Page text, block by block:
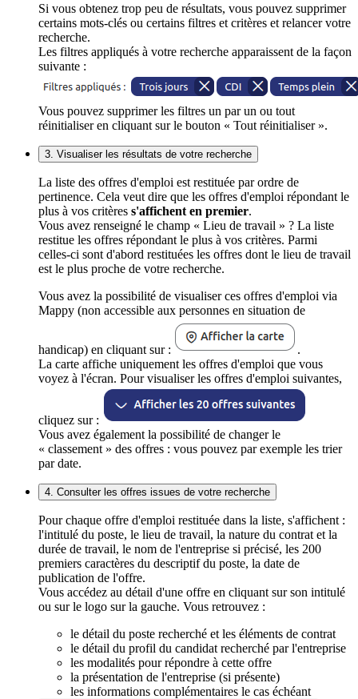
Si vous obtenez trop peu de résultats, vous pouvez supprimer
certains mots-clés ou certains filtres et critères et relancer votre
recherche.
Les filtres appliqués à votre recherche apparaissent de la façon
suivante :
Vous pouvez supprimer les filtres un par un ou tout
réinitialiser en cliquant sur le bouton « Tout réinitialiser ».
3. Visualiser les résultats de votre recherche
La liste des offres d'emploi est restituée par ordre de
pertinence. Cela veut dire que les offres d'emploi répondant le
plus à vos critères s'affichent en premier.
Vous avez renseigné le champ « Lieu de travail » ? La liste
restitue les offres répondant le plus à vos critères. Parmi
celles-ci sont d'abord restituées les offres dont le lieu de travail
est le plus proche de votre recherche.
Vous avez la possibilité de visualiser ces offres d'emploi via
Mappy (non accessible aux personnes en situation de
handicap) en cliquant sur :
.
La carte affiche uniquement les offres d'emploi que vous
voyez à l'écran. Pour visualiser les offres d'emploi suivantes,
cliquez sur :
Vous avez également la possibilité de changer le
« classement » des offres : vous pouvez par exemple les trier
par date.
4. Consulter les offres issues de votre recherche
Pour chaque offre d'emploi restituée dans la liste, s'affichent :
l'intitulé du poste, le lieu de travail, la nature du contrat et la
durée de travail, le nom de l'entreprise si précisé, les 200
premiers caractères du descriptif du poste, la date de
publication de l'offre.
Vous accédez au détail d'une offre en cliquant sur son intitulé
ou sur le logo sur la gauche. Vous retrouvez :
le détail du poste recherché et les éléments de contrat
le détail du profil du candidat recherché par l'entreprise
les modalités pour répondre à cette offre
la présentation de l'entreprise (si présente)
les informations complémentaires le cas échéant